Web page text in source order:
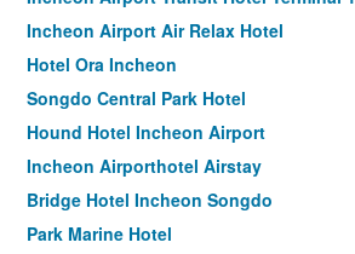
Incheon Airport Air Relax Hotel
Hotel Ora Incheon
Songdo Central Park Hotel
Hound Hotel Incheon Airport
Incheon Airporthotel Airstay
Bridge Hotel Incheon Songdo
Park Marine Hotel